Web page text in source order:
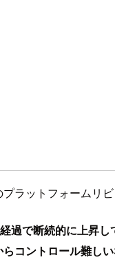
ラットフォームリ
過で断続的に上昇
コントロール難し